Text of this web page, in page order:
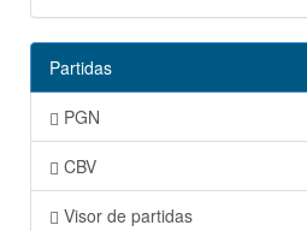
Partidas
PGN
CBV
Visor de partidas